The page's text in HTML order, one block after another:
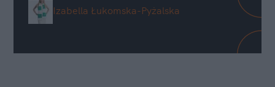
Izabella Łukomska-Pyżalska